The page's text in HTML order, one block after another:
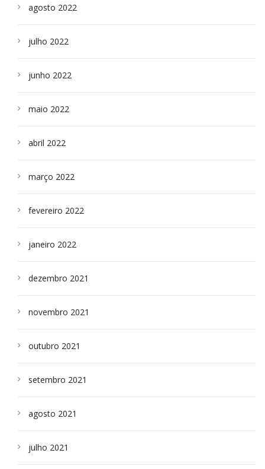
agosto 2022
julho 2022
junho 2022
maio 2022
abril 2022
março 2022
fevereiro 2022
janeiro 2022
dezembro 2021
novembro 2021
outubro 2021
setembro 2021
agosto 2021
julho 2021